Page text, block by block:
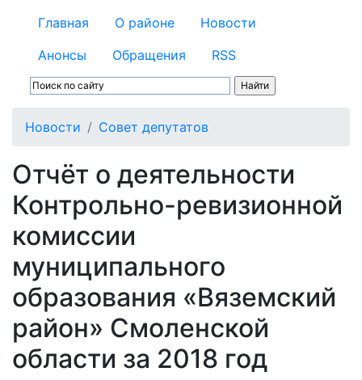
Главная О районе
Новости
Анонсы
Обращения RSS
Новости Совет депутатов
Отчёт о деятельности
Контрольно-ревизионной
комиссии
муниципального
образования «Вяземский
район» Смоленской
области за 2018 год